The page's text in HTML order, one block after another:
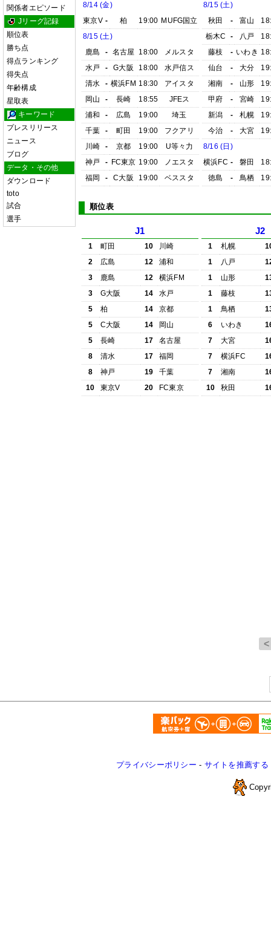
関係者エピソード
Jリーグ記録
順位表
勝ち点
得点ランキング
得失点
年齢構成
星取表
キーワード
プレスリリース
ニュース
ブログ
データ・その他
ダウンロード
toto
試合
選手
8/14 (金)
東京V - 柏 19:00 MUFG国立
8/15 (土)
鹿島
- 名古屋 18:00
メルスタ
水戸
- G大阪 18:00
水戸信ス
清水
- 横浜FM 18:30
アイスタ
岡山
- 長崎 18:55
JFEス
浦和
- 広島 19:00
埼玉
千葉
- 町田 19:00
フクアリ
川崎
- 京都 19:00
U等々力
神戸
- FC東京 19:00
ノエスタ
福岡
- C大阪 19:00 ベススタ
8/15 (土)
秋田
- 富山
栃木C
- 八戸
藤枝
- いわき
仙台
- 大分
湘南
- 山形
甲府
- 宮崎
新潟
- 札幌
今治
- 大宮
8/16 (日)
横浜FC - 磐田
徳島
- 鳥栖
順位表
J1
1 町田 10
川崎
2
広島 12
浦和
3
鹿島 12
横浜FM
3
G大阪 14
水戸
5
柏 14
京都
5
C大阪 14
岡山
5
長崎 17
名古屋
8
清水 17
福岡
8
神戸 19
千葉
10
東京V 20 FC東京
J2
1 札幌
1
八戸
1
山形
1
藤枝
1
鳥栖
6
いわき
7
大宮
7
横浜FC
7
湘南
10
秋田
プライバシーポリシー - サイトを推薦する